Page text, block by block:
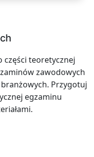
części teoretycznej
zawodowych
Przygotuj
egzaminu